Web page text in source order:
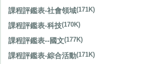
課程評鑑表-社會領域(171K)
課程評鑑表-科技(170K)
課程評鑑表--國文(177K)
課程評鑑表-綜合活動(171K)